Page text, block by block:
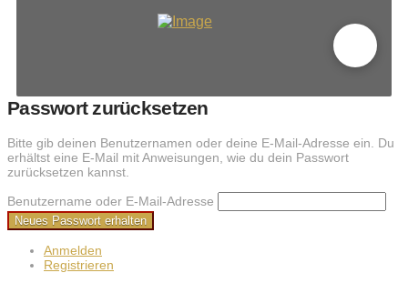
Passwort zurücksetzen
Bitte gib deinen Benutzernamen oder deine E-Mail-Adresse ein. Du
erhältst eine E-Mail mit Anweisungen, wie du dein Passwort
zurücksetzen kannst.
Benutzername oder E-Mail-Adresse
Neues Passwort erhalten
Anmelden
Registrieren